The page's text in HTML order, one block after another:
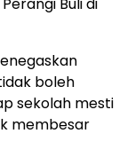
boleh
sekolah mesti
membesar